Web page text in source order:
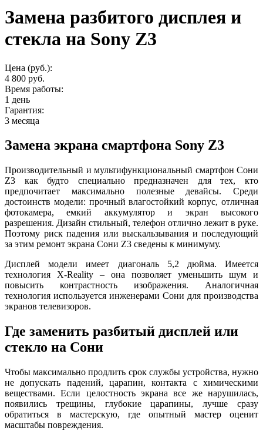
Замена разбитого дисплея и
стекла на Sony Z3
Цена (руб.):
4 800 руб.
Время работы:
1 день
Гарантия:
3 месяца
Замена экрана смартфона Sony Z3
Производительный и мультифункциональный смартфон Сони
Z3 как будто специально предназначен для тех, кто
предпочитает максимально полезные девайсы. Среди
достоинств модели: прочный влагостойкий корпус, отличная
фотокамера, емкий аккумулятор и экран высокого
разрешения. Дизайн стильный, телефон отлично лежит в руке.
Поэтому риск падения или выскальзывания и последующий
за этим ремонт экрана Сони Z3 сведены к минимуму.
Дисплей модели имеет диагональ 5,2 дюйма. Имеется
технология X-Reality – она позволяет уменьшить шум и
повысить контрастность изображения. Аналогичная
технология используется инженерами Сони для производства
экранов телевизоров.
Где заменить разбитый дисплей или
стекло на Сони
Чтобы максимально продлить срок службы устройства, нужно
не допускать падений, царапин, контакта с химическими
веществами. Если целостность экрана все же нарушилась,
появились трещины, глубокие царапины, лучше сразу
обратиться в мастерскую, где опытный мастер оценит
масштабы повреждения.